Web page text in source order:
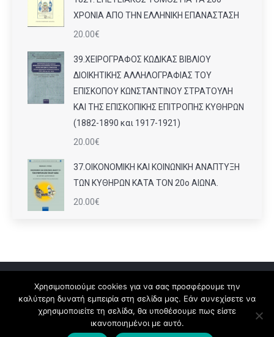
ΧΡΟΝΙΑ ΑΠΟ ΤΗΝ ΕΛΛΗΝΙΚΗ ΕΠΑΝΑΣΤΑΣΗ
20.00€
39.ΧΕΙΡΟΓΡΑΦΟΣ ΚΩΔΙΚΑΣ ΒΙΒΛΙΟΥ
ΔΙΟΙΚΗΤΙΚΗΣ ΑΛΛΗΛΟΓΡΑΦΙΑΣ ΤΟΥ
ΕΠΙΣΚΟΠΟΥ ΚΩΝΣΤΑΝΤΙΝΟΥ ΣΤΡΑΤΟΥΛΗ
ΚΑΙ ΤΗΣ ΕΠΙΣΚΟΠΙΚΗΣ ΕΠΙΤΡΟΠΗΣ ΚΥΘΗΡΩΝ
(1882-1890 και 1917-1921)
20.00€
37.ΟΙΚΟΝΟΜΙΚΗ ΚΑΙ ΚΟΙΝΩΝΙΚΗ ΑΝΑΠΤΥΞΗ
ΤΩΝ ΚΥΘΗΡΩΝ ΚΑΤΑ ΤΟΝ 20ο ΑΙΩΝΑ.
20.00€
Πολιτική Απορρήτου
Χρησιμοποιούμε cookies για να σας προσφέρουμε την
καλύτερη δυνατή εμπειρία στη σελίδα μας. Εάν συνεχίσετε να
χρησιμοποιείτε τη σελίδα, θα υποθέσουμε πως είστε
ικανοποιημένοι με αυτό.